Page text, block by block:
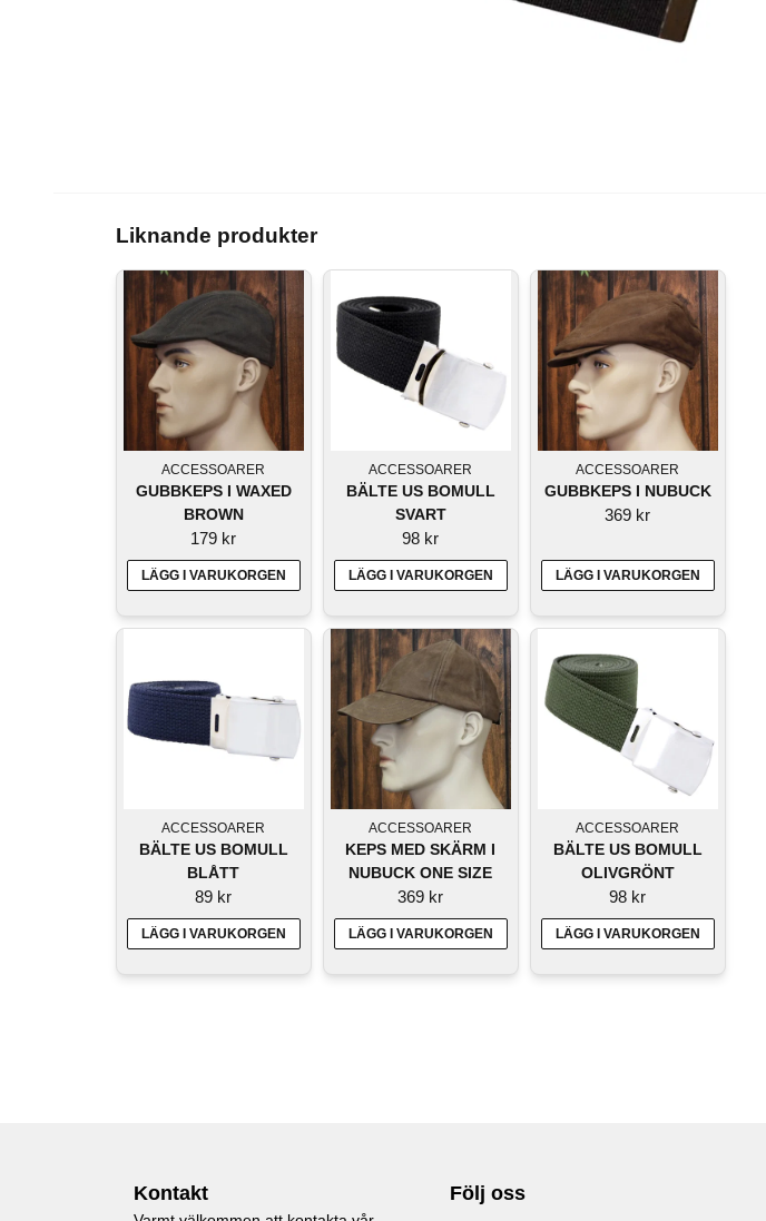
Liknande produkter
ACCESSOARER
GUBBKEPS I WAXED
BROWN
179 kr
LÄGG I VARUKORGEN
ACCESSOARER
BÄLTE US BOMULL
SVART
98 kr
LÄGG I VARUKORGEN
ACCESSOARER
GUBBKEPS I NUBUCK
369 kr
LÄGG I VARUKORGEN
ACCESSOARER
BÄLTE US BOMULL
BLÅTT
89 kr
LÄGG I VARUKORGEN
ACCESSOARER
KEPS MED SKÄRM I
NUBUCK ONE SIZE
369 kr
LÄGG I VARUKORGEN
ACCESSOARER
BÄLTE US BOMULL
OLIVGRÖNT
98 kr
LÄGG I VARUKORGEN
Kontakt Följ oss